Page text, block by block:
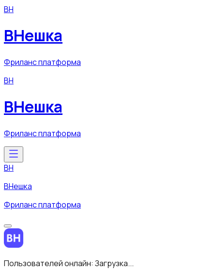
ВН
ВНешка
Фриланс платформа
ВН
ВНешка
Фриланс платформа
ВН
ВНешка
Фриланс платформа
Пользователей онлайн: Загрузка...